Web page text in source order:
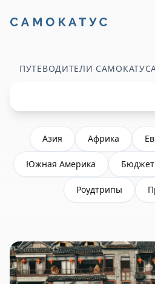
ПУТЕВОДИТЕЛИ
Азия Африка
Южная Америка Бюджет
Роудтрипы